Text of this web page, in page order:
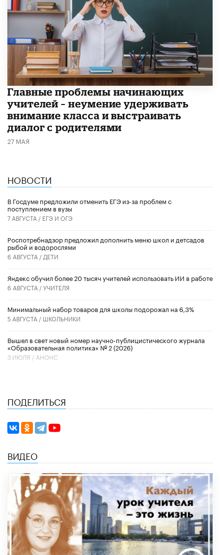
Главные проблемы начинающих
учителей – неумение удерживать
внимание класса и выстраивать
диалог с родителями
27 МАЯ
НОВОСТИ
В Госдуме предложили отменить ЕГЭ из-за проблем с
поступлением в вузы
7 АВГУСТА / ЕГЭ И ОГЭ
Роспотребнадзор предложил дополнить меню школ и детсадов
рыбой и водорослями
6 АВГУСТА / ДЕТИ
​Яндекс обучил более 20 тысяч учителей использовать ИИ в работе
6 АВГУСТА /УЧИТЕЛЯ
Минимальный набор товаров для школы подорожал на 6,3%
5 АВГУСТА / ШКОЛЬНИКИ
Вышел в свет новый номер научно-публицистического журнала
«Образовательная политика» № 2 (2026)
3 ИЮЛЯ / АНОНС
ПОДЕЛИТЬСЯ
ВИДЕО